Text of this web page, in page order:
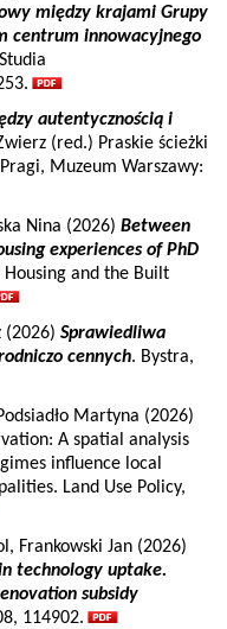
między krajami Grupy
centrum innowacyjnego
autentycznością i
(red.) Praskie ścieżki
Muzeum Warszawy:
Nina (2026) Between
experiences of PhD
Housing and the Built
(2026) Sprawiedliwa
cennych. Bystra,
Martyna (2026)
A spatial analysis
influence local
Land Use Policy,
Frankowski Jan (2026)
technology uptake.
subsidy
114902.